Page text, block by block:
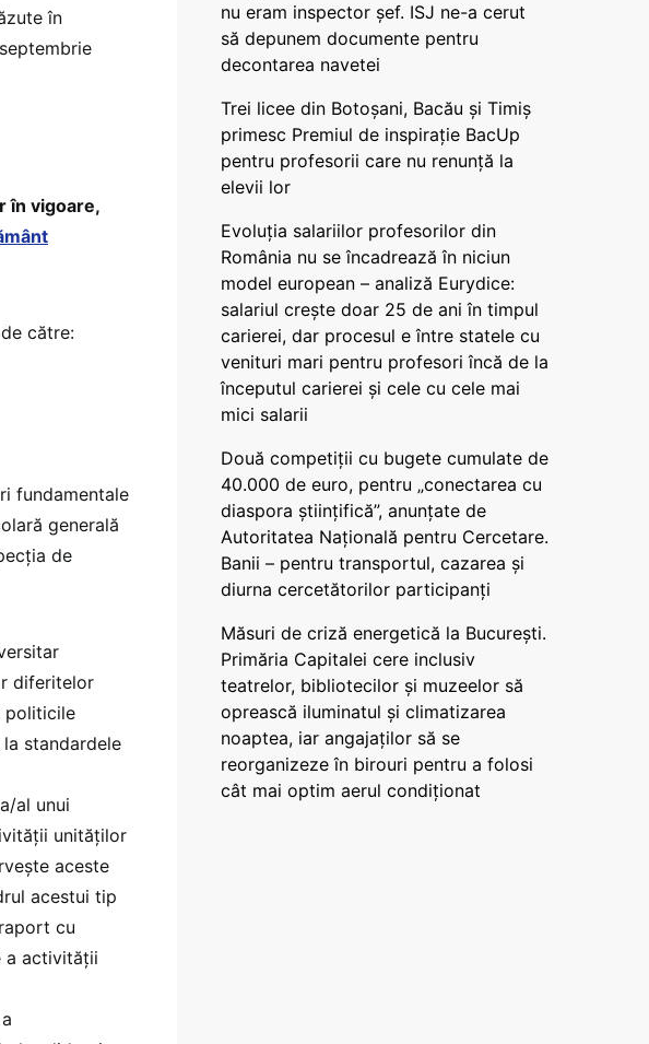
în
în vigoare,
către:
fundamentale
generală
de
diferitelor
politicile
standardele
al unui
unităților
aceste
acestui tip
cu
a activității
nu eram inspector șef. ISJ ne-a cerut
să depunem documente pentru
decontarea navetei
Trei licee din Botoșani, Bacău și Timiș
primesc Premiul de inspirație BacUp
pentru profesorii care nu renunță la
elevii lor
Evoluția salariilor profesorilor din
România nu se încadrează în niciun
model european – analiză Eurydice:
salariul crește doar 25 de ani în timpul
carierei, dar procesul e între statele cu
venituri mari pentru profesori încă de la
începutul carierei și cele cu cele mai
mici salarii
Două competiții cu bugete cumulate de
40.000 de euro, pentru „conectarea cu
diaspora științifică”, anunțate de
Autoritatea Națională pentru Cercetare.
Banii – pentru transportul, cazarea și
diurna cercetătorilor participanți
Măsuri de criză energetică la București.
Primăria Capitalei cere inclusiv
teatrelor, bibliotecilor și muzeelor să
oprească iluminatul și climatizarea
noaptea, iar angajaților să se
reorganizeze în birouri pentru a folosi
cât mai optim aerul condiționat